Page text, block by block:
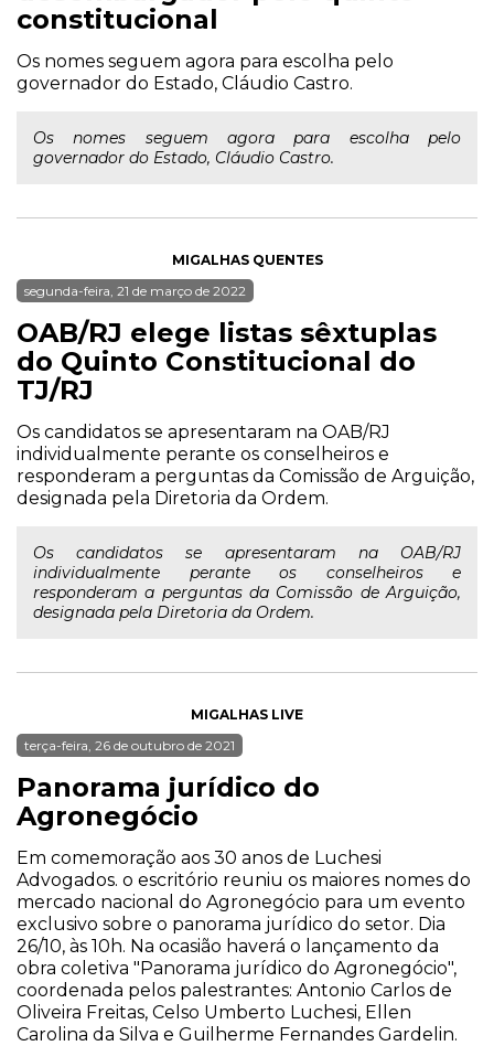
constitucional
Os nomes seguem agora para escolha pelo
governador do Estado, Cláudio Castro.
Os nomes seguem agora para escolha pelo
governador do Estado, Cláudio Castro.
MIGALHAS QUENTES
segunda-feira, 21 de março de 2022
OAB/RJ elege listas sêxtuplas
do Quinto Constitucional do
TJ/RJ
Os candidatos se apresentaram na OAB/RJ
individualmente perante os conselheiros e
responderam a perguntas da Comissão de Arguição,
designada pela Diretoria da Ordem.
Os candidatos se apresentaram na OAB/RJ
individualmente perante os conselheiros e
responderam a perguntas da Comissão de Arguição,
designada pela Diretoria da Ordem.
MIGALHAS LIVE
terça-feira, 26 de outubro de 2021
Panorama jurídico do
Agronegócio
Em comemoração aos 30 anos de Luchesi
Advogados. o escritório reuniu os maiores nomes do
mercado nacional do Agronegócio para um evento
exclusivo sobre o panorama jurídico do setor. Dia
26/10, às 10h. Na ocasião haverá o lançamento da
obra coletiva "Panorama jurídico do Agronegócio",
coordenada pelos palestrantes: Antonio Carlos de
Oliveira Freitas, Celso Umberto Luchesi, Ellen
Carolina da Silva e Guilherme Fernandes Gardelin.